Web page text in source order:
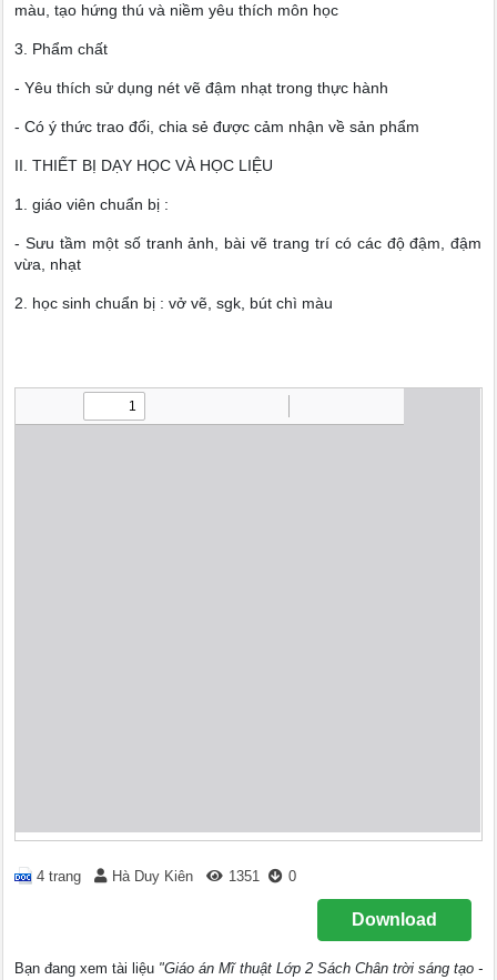
màu, tạo hứng thú và niềm yêu thích môn học
3. Phẩm chất
- Yêu thích sử dụng nét vẽ đậm nhạt trong thực hành
- Có ý thức trao đổi, chia sẻ được cảm nhận về sản phẩm
II. THIẾT BỊ DẠY HỌC VÀ HỌC LIỆU
1. giáo viên chuẩn bị :
- Sưu tầm một số tranh ảnh, bài vẽ trang trí có các độ đậm, đậm
vừa, nhạt
2. học sinh chuẩn bị : vở vẽ, sgk, bút chì màu
4 trang Hà Duy Kiên 1351 0
Download
Bạn đang xem tài liệu "Giáo án Mĩ thuật Lớp 2 Sách Chân trời sáng tạo -